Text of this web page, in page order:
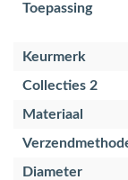
Toepassing
Keurmerk
Collecties 2
Materiaal
Diameter